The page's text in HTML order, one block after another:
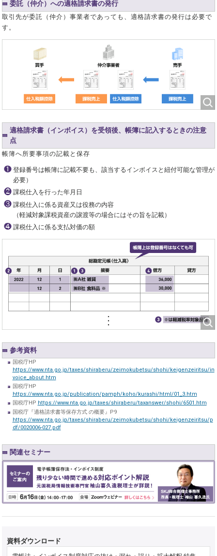
委託（仲介）への適格請求書の発行
取引先が委託（仲介）事業者であっても、適格請求書の発行は必要で
す。
適格請求書（インボイス）を受領後、帳簿に記入するときの注意
点
帳簿へ所要事項の記載と保存
❶登録番号は帳簿に記載不要も、該当するインボイスと紐付可能な管理が
必要）
❷課税仕入を行った年月日
❸課税仕入に係る資産又は役務の内容
（軽減対象課税資産の譲渡等の場合にはその旨を記載）
❹課税仕入に係る支払対価の額
参考資料
国税庁HP
https://www.nta.go.jp/taxes/shiraberu/zeimokubetsu/shohi/keigenzeiritsu/in
voice_about.htm
国税庁HP
https://www.nta.go.jp/publication/pamph/koho/kurashi/html/01_3.htm
国税庁HP https://www.nta.go.jp/taxes/shiraberu/taxanswer/shohi/6501.htm
国税庁『適格請求書等保存方式 の概要』P9
https://www.nta.go.jp/taxes/shiraberu/zeimokubetsu/shohi/keigenzeiritsu/p
df/0020006-027.pdf
関連セミナー
資料ダウンロード